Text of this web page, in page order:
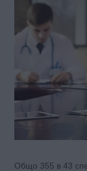
Общо 355 в 43